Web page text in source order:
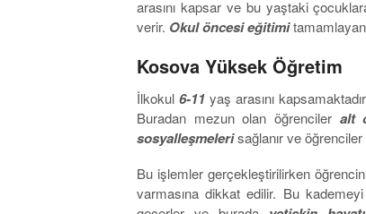
arasını kapsar ve bu yaştaki
verir. Okul öncesi eğitimitamamlayan
Kosova Yüksek Öğretim
İlkokul 6-11yaş arasını
Buradan mezun olan öğrenciler alt
sosyalleşmelerisağlanır ve öğrenciler
Bu işlemler gerçekleştirilirken
varmasına dikkat edilir. Bu